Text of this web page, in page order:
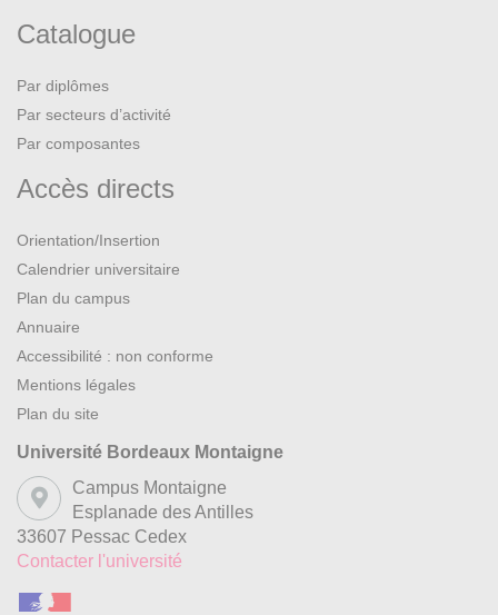
Catalogue
Par diplômes
Par secteurs d’activité
Par composantes
Accès directs
Orientation/Insertion
Calendrier universitaire
Plan du campus
Annuaire
Accessibilité : non conforme
Mentions légales
Plan du site
Université Bordeaux Montaigne
Campus Montaigne
Esplanade des Antilles
33607 Pessac Cedex
Contacter l'université